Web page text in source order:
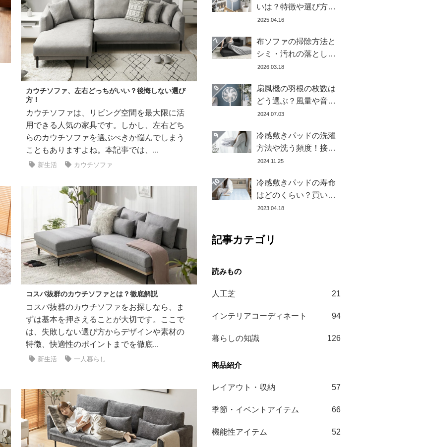
カウチソファ、左右どっちがいい？後悔しない選び
方！
カウチソファは、リビング空間を最大限に活
用できる人気の家具です。しかし、左右どち
らのカウチソファを選ぶべきか悩んでしまう
こともありますよね。本記事では、...
新生活 カウチソファ
コスパ抜群のカウチソファとは？徹底解説
コスパ抜群のカウチソファをお探しなら、ま
ずは基本を押さえることが大切です。ここで
は、失敗しない選び方からデザインや素材の
特徴、快適性のポイントまでを徹底...
新生活 一人暮らし
いは？特徴や選び方、
どちらが良いかを徹底
2025.04.16
布ソファの掃除方法と
シミ・汚れの落とし方
を解説【自分ででき
2026.03.18
扇風機の羽根の枚数は
どう選ぶ？風量や音の
違いとおすすめ商品7選
2024.07.03
冷感敷きパッドの洗濯
方法や洗う頻度！接触
冷感の効果を下げない
ます
2024.11.25
冷感敷きパッドの寿命
はどのくらい？買い替
え時を見極める方法と
2023.04.18
記事カテゴリ
人工芝 21
インテリアコーディネート 94
暮らしの知識 126
レイアウト・収納 57
季節・イベントアイテム 66
機能性アイテム 52